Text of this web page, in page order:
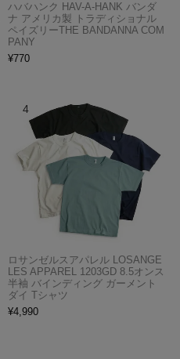
ハバハンク HAV-A-HANK バンダ
ナ アメリカ製 トラディショナル
ペイズリーTHE BANDANNA COM
PANY
¥770
ロサンゼルスアパレル LOSANGE
LES APPAREL 1203GD 8.5オンス
半袖 バインディング ガーメント
ダイ Tシャツ
¥4,990